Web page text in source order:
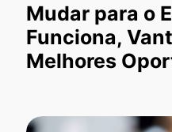
Mudar para o
Funciona,
Melhores